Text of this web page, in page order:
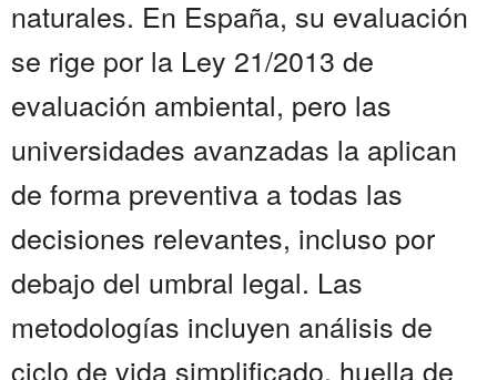
naturales. En España, su evaluación
se rige por la Ley 21/2013 de
evaluación ambiental, pero las
universidades avanzadas la aplican
de forma preventiva a todas las
decisiones relevantes, incluso por
debajo del umbral legal. Las
metodologías incluyen análisis de
ciclo de vida simplificado, huella de